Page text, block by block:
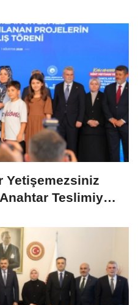
Yetişemezsiniz
Teslimiyle